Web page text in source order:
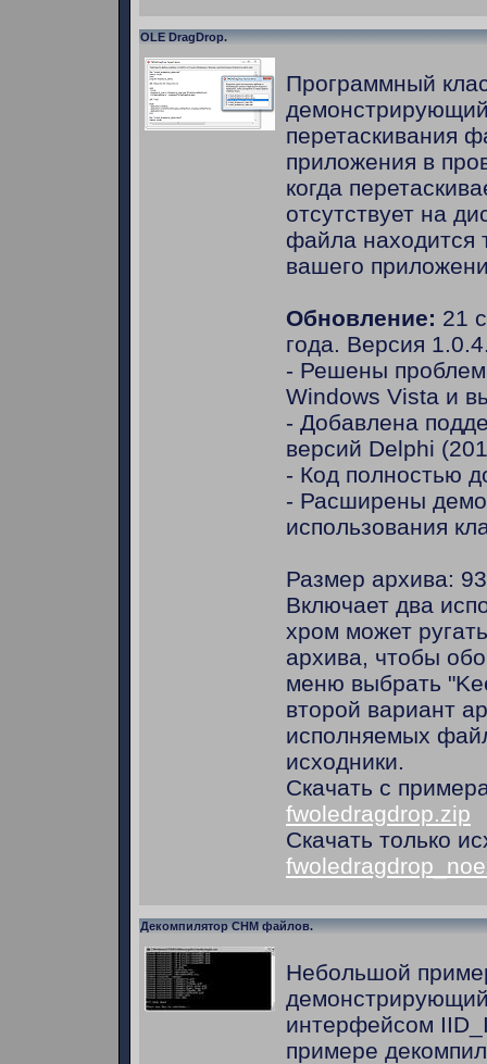
OLE DragDrop.
Программный
перетаскивания
приложения в
когда
отсутствует на
файла находится
вашего
Обновление: 21
года. Версия
- Решены
Windows Vista и
- Добавлена
версий Delphi
- Код полностью
- Расширены
использования
Размер архива:
Включает два
хром может
архива, чтобы
меню выбрать
второй вариант
исполняемых
исходники.
Скачать с
fwoledragdrop.zip
Скачать только
Декомпилятор CHM файлов.
Небольшой
интерфейсом
примере